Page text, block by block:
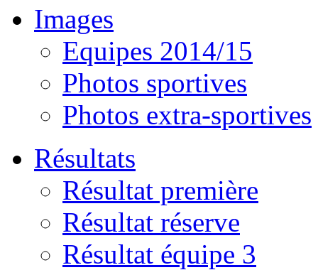
Images
Equipes 2014/15
Photos sportives
Photos extra-sportives
Résultats
Résultat première
Résultat réserve
Résultat équipe 3